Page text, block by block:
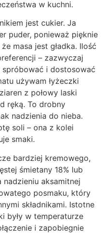
w kuchni.
jest cukier. Ja
puder, ponieważ pięknie
masa jest gładka. Ilość
– zazwyczaj
i dostosować
używam łyżeczki
z połowy laski
ręką. To drobny
nadzienia do nieba.
soli – ona z kolei
smaki.
bardziej kremowego,
śmietany 18% lub
aksamitnej
posmaku, który
składnikami. Istotne
były w temperaturze
i zapobiegnie